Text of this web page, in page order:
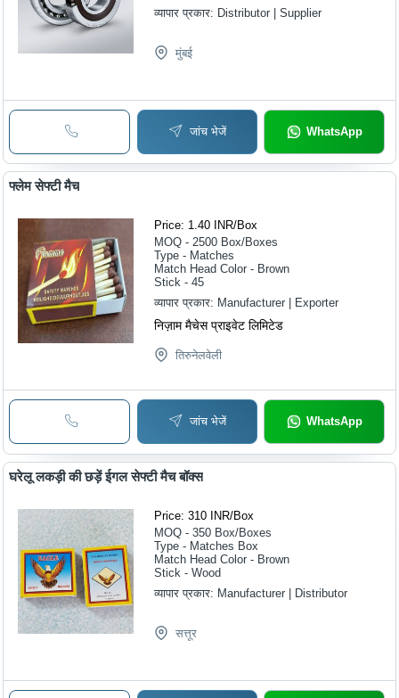
व्यापार प्रकार: Distributor | Supplier
मुंबई
जांच भेजें WhatsApp
फ्लेम सेफ्टी मैच
Price: 1.40 INR/Box
MOQ - 2500 Box/Boxes
Type - Matches
Match Head Color - Brown
Stick - 45
व्यापार प्रकार: Manufacturer | Exporter
निज़ाम मैचेस प्राइवेट लिमिटेड
तिरुनेलवेली
जांच भेजें WhatsApp
घरेलू लकड़ी की छड़ें ईगल सेफ्टी मैच बॉक्स
Price: 310 INR/Box
MOQ - 350 Box/Boxes
Type - Matches Box
Match Head Color - Brown
Stick - Wood
व्यापार प्रकार: Manufacturer | Distributor
सत्तूर